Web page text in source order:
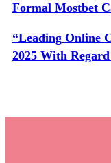
Formal Mostbet
“Leading Online
2025 With